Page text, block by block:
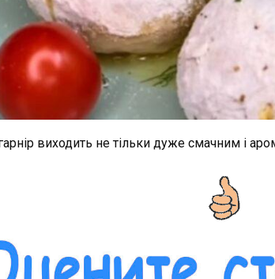
виходить не тільки дуже смачним і